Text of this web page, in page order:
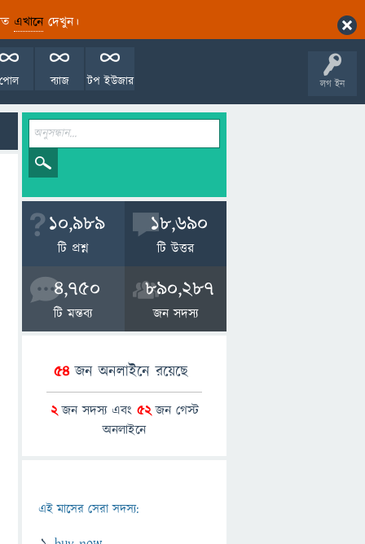
এখানেদেখুন।
লগ ইন
টপ ইউজার
ব্যাজ
পোল
10,989
টি প্রশ্ন
18,690
টি উত্তর
4,750
টি মন্তব্য
890,287
জন সদস্য
54জন অনলাইনে রয়েছে
2জন সদস্য এবং 52জন গেস্ট
অনলাইনে
এই মাসের সেরা সদস্য: